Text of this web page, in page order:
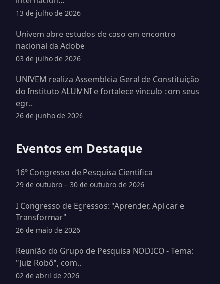
13 de julho de 2026
Univem abre estudos de caso em encontro
nacional da Adobe
03 de julho de 2026
UNIVEM realiza Assembleia Geral de Constituição
do Instituto ALUMNI e fortalece vínculo com seus
egr...
26 de junho de 2026
Eventos em Destaque
16º Congresso de Pesquisa Cientifica
29 de outubro – 30 de outubro de 2026
I Congresso de Egressos: "Aprender, Aplicar e
Transformar"
26 de maio de 2026
Reunião do Grupo de Pesquisa NODICO - Tema:
"Juiz Robô", com...
02 de abril de 2026